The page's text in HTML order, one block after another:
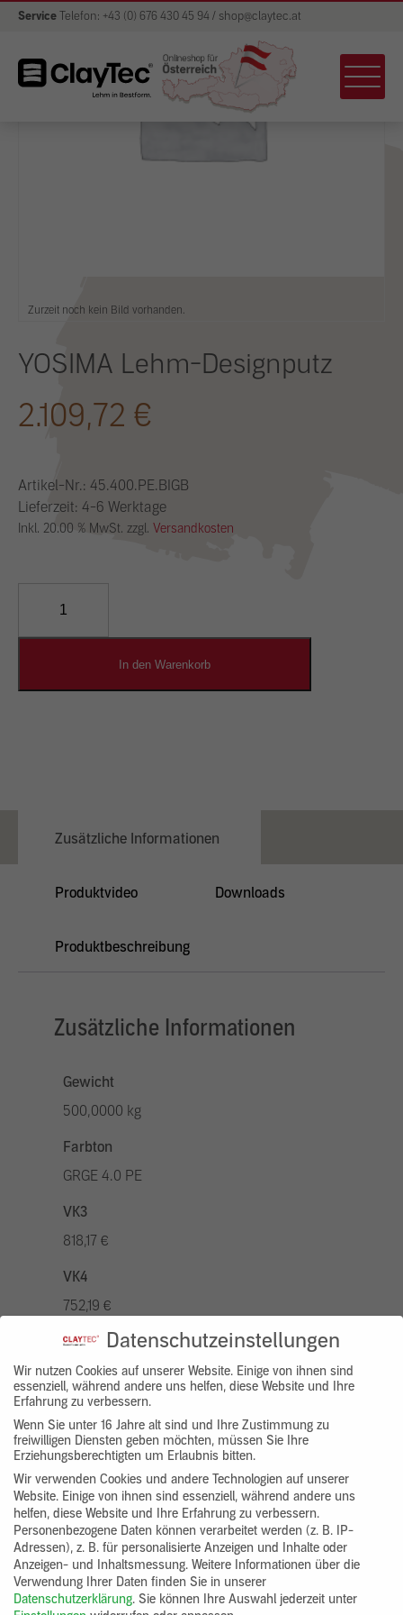
Service Telefon: +43 (0) 676 430 45 94 / shop@claytec.at
Zurzeit noch kein Bild vorhanden.
YOSIMA Lehm-Designputz
2.109,72 €
Artikel-Nr.: 45.400.PE.BIGB
Lieferzeit: 4-6 Werktage
Inkl. 20.00 % MwSt. zzgl. Versandkosten
Designputz
In den Warenkorb
Zusätzliche Informationen
Produktvideo Downloads
Produktbeschreibung
Zusätzliche Informationen
Gewicht
500,0000 kg
Farbton
GRGE 4.0 PE
VK3
818,17 €
VK4
752,19 €
VK5
936,94 €
VK7
686,20 €
Gruppenprodukt
yosima_designputz_bigb
Datenschutzeinstellungen
Wir nutzen Cookies auf unserer Website. Einige von ihnen sind
essenziell, während andere uns helfen, diese Website und Ihre
Erfahrung zu verbessern.
Wenn Sie unter 16 Jahre alt sind und Ihre Zustimmung zu
freiwilligen Diensten geben möchten, müssen Sie Ihre
Erziehungsberechtigten um Erlaubnis bitten.
Wir verwenden Cookies und andere Technologien auf unserer
Website. Einige von ihnen sind essenziell, während andere uns
helfen, diese Website und Ihre Erfahrung zu verbessern.
Personenbezogene Daten können verarbeitet werden (z. B. IP-
Adressen), z. B. für personalisierte Anzeigen und Inhalte oder
Anzeigen- und Inhaltsmessung. Weitere Informationen über die
Verwendung Ihrer Daten finden Sie in unserer
Datenschutzerklärung. Sie können Ihre Auswahl jederzeit unter